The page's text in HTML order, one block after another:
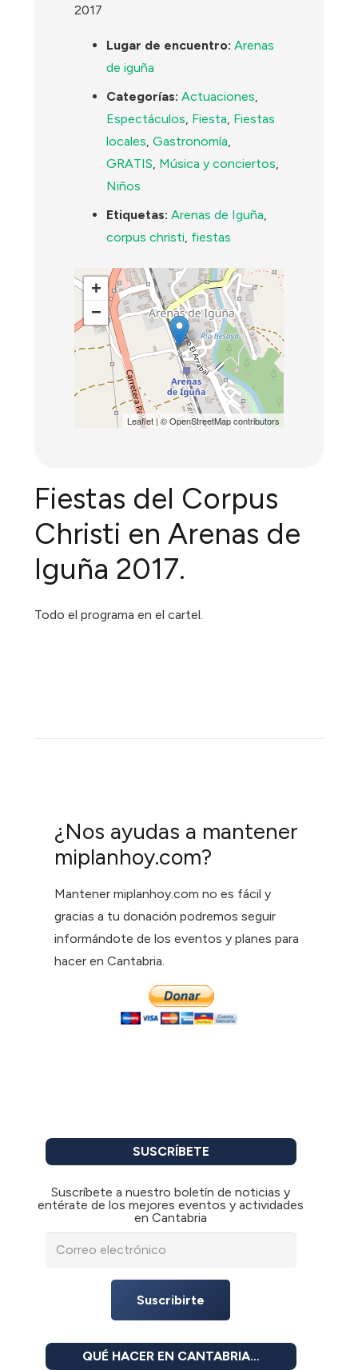
2017
Lugar de encuentro: Arenas
de iguña
Categorías: Actuaciones
Espectáculos Fiesta Fiestas
locales ,Gastronomía
GRATIS Música y conciertos
Niños
Etiquetas: Arenas de Iguña
corpus christi fiestas
+
−
Leaflet| ©OpenStreetMapcontributors
Fiestas del Corpus
Christi en Arenas de
Iguña 2017.
Todo el programa en el cartel.
¿Nos ayudas a mantener
miplanhoy.com?
Mantener miplanhoy.com no es fácil y
gracias a tu donación podremos seguir
informándote de los eventos y planes para
hacer en Cantabria.
SUSCRÍBETE
Suscríbete a nuestro boletín de noticias y
entérate de los mejores eventos y actividades
en Cantabria
Suscribirte
QUÉ HACER EN CANTABRIA…